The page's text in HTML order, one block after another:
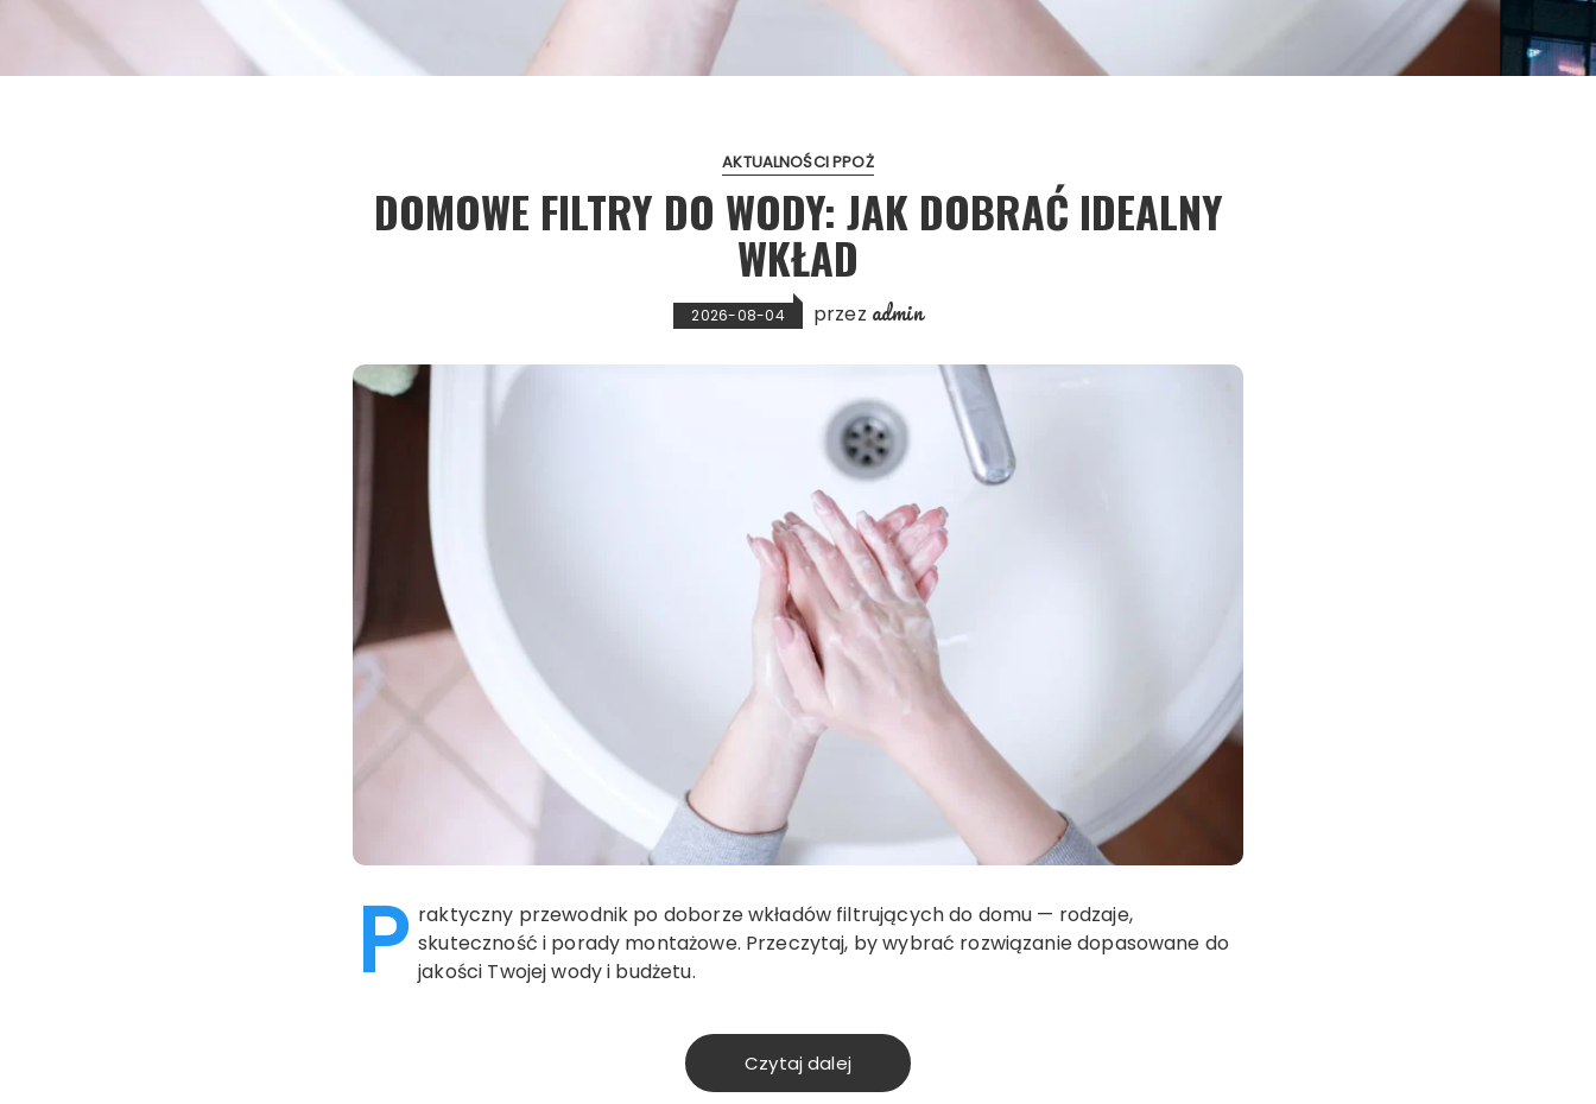
AKTUALNOŚCI PPOŻ
DOMOWE FILTRY DO WODY: JAK DOBRAĆ IDEALNY
WKŁAD
2026-08-04 przez admin
P raktyczny przewodnik po doborze wkładów filtrujących do domu — rodzaje,
skuteczność i porady montażowe. Przeczytaj, by wybrać rozwiązanie dopasowane do
jakości Twojej wody i budżetu.
Czytaj dalej